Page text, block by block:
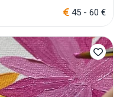
45 - 60 €